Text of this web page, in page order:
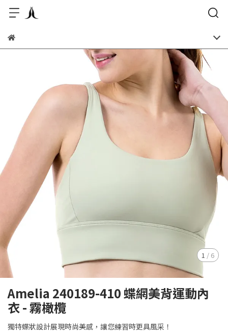
1 / 6
Amelia 240189-410 蝶網美背運動內
衣 - 霧橄欖
獨特蝶狀設計展現時尚美感，讓您練習時更具風采！